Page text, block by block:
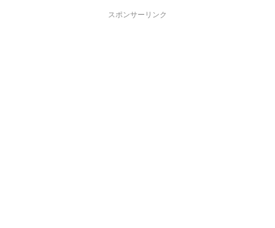
スポンサーリンク